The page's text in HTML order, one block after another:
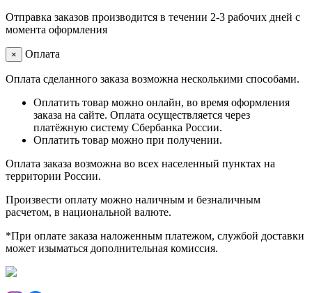
Отправка заказов производится в течении 2-3 рабочих дней с
момента оформления
× Оплата
Оплата сделанного заказа возможна несколькими способами.
Оплатить товар можно онлайн, во время оформления
заказа на сайте. Оплата осуществляется через
платёжную систему Сбербанка России.
Оплатить товар можно при получении.
Оплата заказа возможна во всех населенный пунктах на
территории России.
Произвести оплату можно наличным и безналичным
расчетом, в национальной валюте.
*При оплате заказа наложенным платежом, службой доставки
может изыматься дополнительная комиссия.